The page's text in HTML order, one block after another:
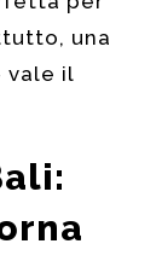
una
vale il